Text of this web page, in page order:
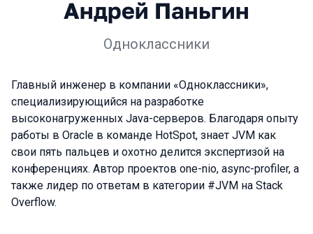
Андрей Паньгин
Одноклассники
Главный инженер в компании «Одноклассники»,
специализирующийся на разработке
высоконагруженных Java-серверов. Благодаря опыту
работы в Oracle в команде HotSpot, знает JVM как
свои пять пальцев и охотно делится экспертизой на
конференциях. Автор проектов one-nio, async-profiler, а
также лидер по ответам в категории #JVM на Stack
Overflow.